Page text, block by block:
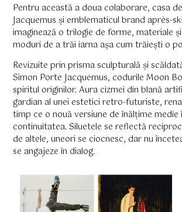
Pentru această a doua colaborare, casa
Jacquemus și emblematicul brand après-
imaginează o trilogie de forme, materiale
moduri de a trăi iarna așa cum trăiești o
Revizuite prin prisma sculpturală și
Simon Porte Jacquemus, codurile Moon
spiritul originilor. Aura cizmei din blană
gardian al unei estetici retro-futuriste,
timp ce o nouă versiune de înălțime medie
continuitatea. Siluetele se reflectă
de altele, uneori se ciocnesc, dar nu
se angajeze în dialog.